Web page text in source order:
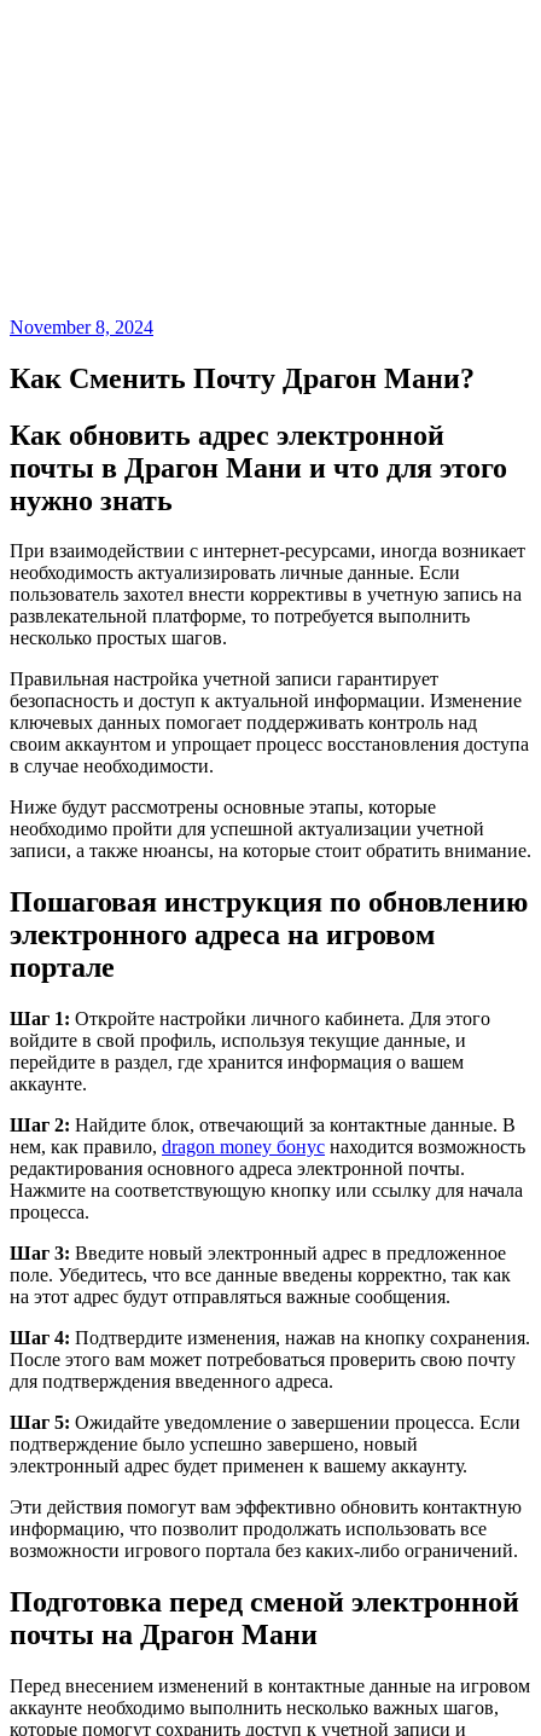
November 8, 2024
Как Сменить Почту Драгон Мани?
Как обновить адрес электронной
почты в Драгон Мани и что для этого
нужно знать
При взаимодействии с интернет-ресурсами, иногда возникает
необходимость актуализировать личные данные. Если
пользователь захотел внести коррективы в учетную запись на
развлекательной платформе, то потребуется выполнить
несколько простых шагов.
Правильная настройка учетной записи гарантирует
безопасность и доступ к актуальной информации. Изменение
ключевых данных помогает поддерживать контроль над
своим аккаунтом и упрощает процесс восстановления доступа
в случае необходимости.
Ниже будут рассмотрены основные этапы, которые
необходимо пройти для успешной актуализации учетной
записи, а также нюансы, на которые стоит обратить внимание.
Пошаговая инструкция по обновлению
электронного адреса на игровом
портале
Шаг 1: Откройте настройки личного кабинета. Для этого
войдите в свой профиль, используя текущие данные, и
перейдите в раздел, где хранится информация о вашем
аккаунте.
Шаг 2: Найдите блок, отвечающий за контактные данные. В
нем, как правило, dragon money бонус находится возможность
редактирования основного адреса электронной почты.
Нажмите на соответствующую кнопку или ссылку для начала
процесса.
Шаг 3: Введите новый электронный адрес в предложенное
поле. Убедитесь, что все данные введены корректно, так как
на этот адрес будут отправляться важные сообщения.
Шаг 4: Подтвердите изменения, нажав на кнопку сохранения.
После этого вам может потребоваться проверить свою почту
для подтверждения введенного адреса.
Шаг 5: Ожидайте уведомление о завершении процесса. Если
подтверждение было успешно завершено, новый
электронный адрес будет применен к вашему аккаунту.
Эти действия помогут вам эффективно обновить контактную
информацию, что позволит продолжать использовать все
возможности игрового портала без каких-либо ограничений.
Подготовка перед сменой электронной
почты на Драгон Мани
Перед внесением изменений в контактные данные на игровом
аккаунте необходимо выполнить несколько важных шагов,
которые помогут сохранить доступ к учетной записи и